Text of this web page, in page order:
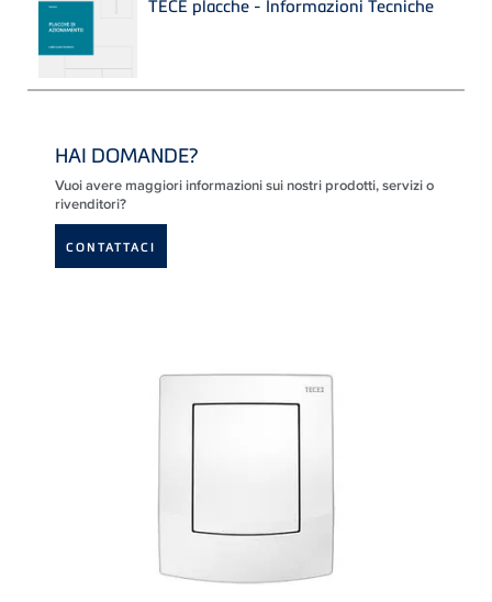
TECE placche - Informazioni Tecniche
HAI DOMANDE?
Vuoi avere maggiori informazioni sui nostri prodotti, servizi o
rivenditori?
CONTATTACI